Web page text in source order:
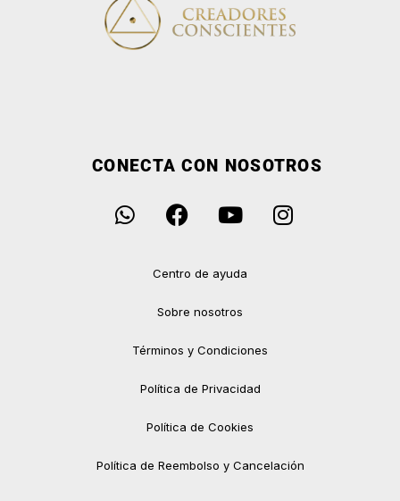
CONECTA CON NOSOTROS
Centro de ayuda
Sobre nosotros
Términos y Condiciones
Política de Privacidad
Política de Cookies
Política de Reembolso y Cancelación